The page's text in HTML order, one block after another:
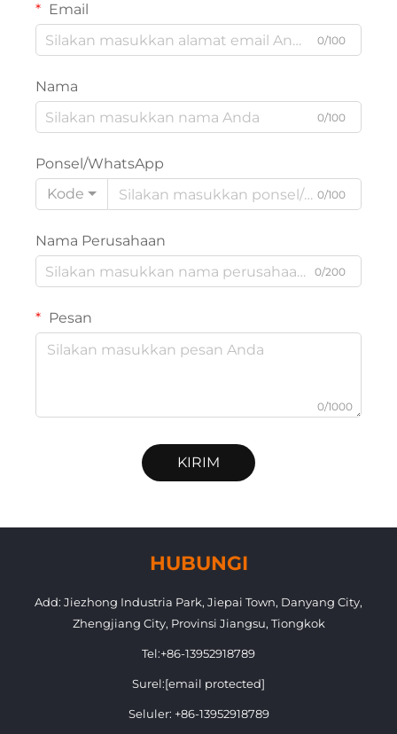
Email
0/100
Nama
0/100
Ponsel/WhatsApp
Kode
0/100
Nama Perusahaan
0/200
Pesan
0/1000
KIRIM
HUBUNGI
Add: Jiezhong Industria Park, Jiepai Town, Danyang City,
Zhengjiang City, Provinsi Jiangsu, Tiongkok
Tel:+86-13952918789
Surel:[email protected]
Seluler: +86-13952918789